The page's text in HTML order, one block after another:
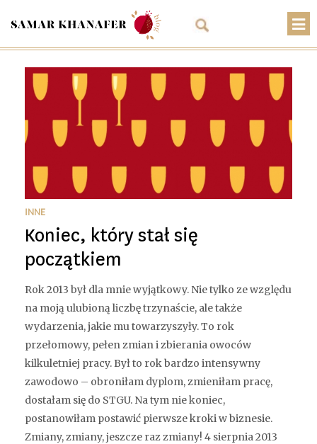
Przepisy
Artykuły
Kontakt
Koszyk
INNE
Koniec, który stał się
początkiem
Rok 2013 był dla mnie wyjątkowy. Nie tylko ze względu
na moją ulubioną liczbę trzynaście, ale także
wydarzenia, jakie mu towarzyszyły. To rok
przełomowy, pełen zmian i zbierania owoców
kilkuletniej pracy. Był to rok bardzo intensywny
zawodowo – obroniłam dyplom, zmieniłam pracę,
dostałam się do STGU. Na tym nie koniec,
postanowiłam postawić pierwsze kroki w biznesie.
Zmiany, zmiany, jeszcze raz zmiany! 4 sierpnia 2013